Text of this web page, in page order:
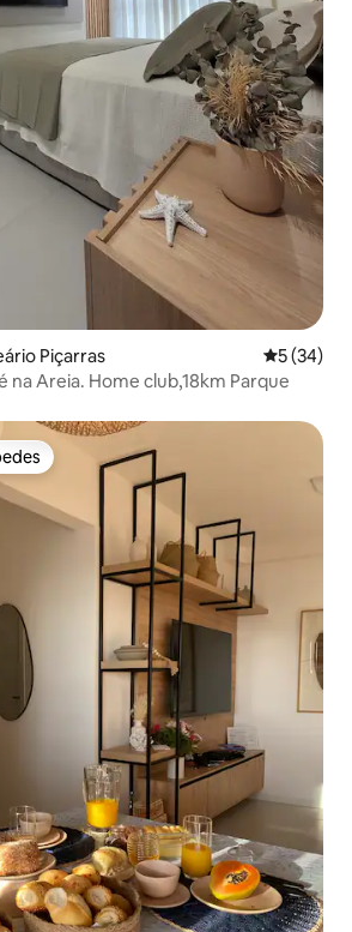
Piçarras 5 de uma
5 (34)
na Areia. Home club,18km Parque